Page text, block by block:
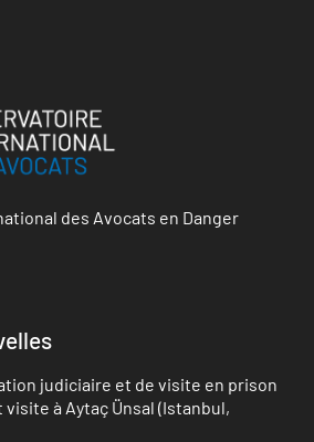
des Avocats en Danger
judiciaire et de visite en prison
visite à Aytaç Ünsal (Istanbul,